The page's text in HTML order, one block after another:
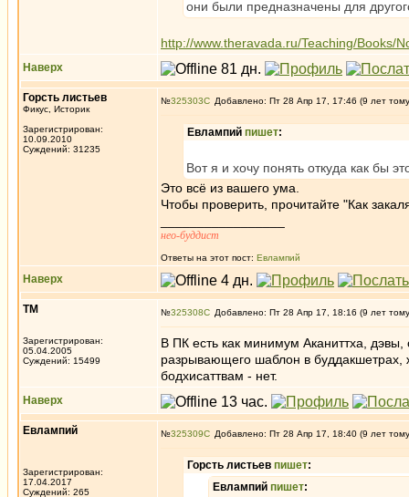
они были предназначены для
http://www.theravada.ru/Teaching/Books/
Наверх
Горсть листьев
Фикус, Историк
Зарегистрирован:
10.09.2010
Суждений: 31235
№325303 Добавлено: Пт 28 Апр 17, 17:46 (9 лет
Евлампий пишет:
Вот я и хочу понять откуда как бы
Это всё из вашего ума.
Чтобы проверить, прочитайте "Как
нео-буддист
Ответы на этот пост: Евлампий
Наверх
ТМ
Зарегистрирован:
05.04.2005
Суждений: 15499
№325308 Добавлено: Пт 28 Апр 17, 18:16 (9 лет
В ПК есть как минимум Аканиттха,
разрывающего шаблон в
бодхисаттвам - нет.
Наверх
Евлампий
Зарегистрирован:
17.04.2017
Суждений: 265
№325309 Добавлено: Пт 28 Апр 17, 18:40 (9 лет
Горсть листьев пишет:
Евлампий пишет: